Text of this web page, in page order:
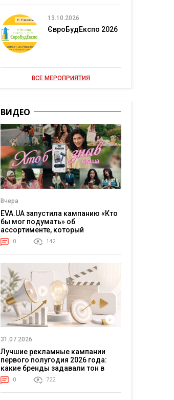
13.10.2026
ЄвроБудЕкспо 2026
ВСЕ МЕРОПРИЯТИЯ
ВИДЕО
Вчера
EVA.UA запустила кампанию «Кто
бы мог подумать» об
ассортименте, который
покупатели не ожидают увидеть
на платформе
0 142
31.07.2026
Лучшие рекламные кампании
первого полугодия 2026 года:
какие бренды задавали тон в
отрасли
0 722